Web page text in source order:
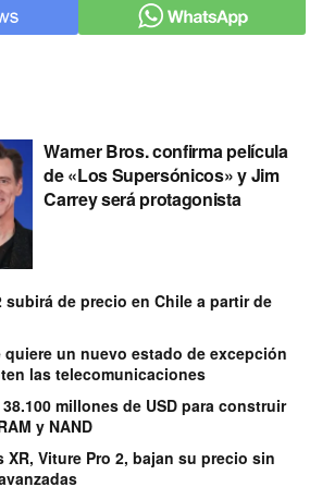
Warner Bros. confirma película
de «Los Supersónicos» y Jim
Carrey será protagonista
subirá de precio en Chile a partir de
un nuevo estado de excepción
las telecomunicaciones
millones de USD para construir
y NAND
Viture Pro 2, bajan su precio sin